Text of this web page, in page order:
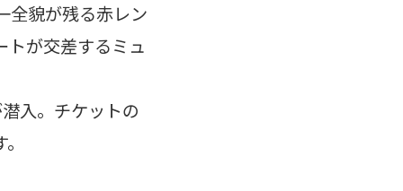
全貌が残る赤レン
トが交差するミュ
入。チケットの